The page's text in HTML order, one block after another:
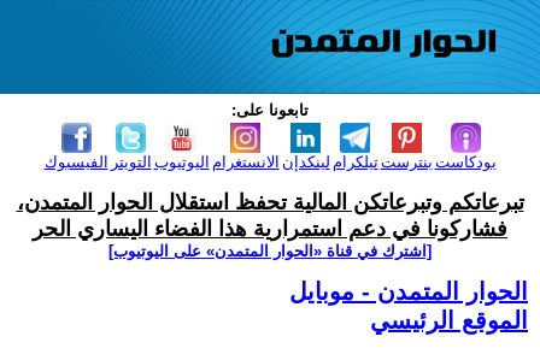
تابعونا على:
الفيسبوك التويتر اليوتيوب الانستغرام لينكدإن تيلكرامبنترست بودكاست
تبرعاتكم وتبرعاتكن المالية تحفظ استقلال الحوار المتمدن،
فشاركونا في دعم استمرارية هذا الفضاء اليساري الحر
[اشترك في قناة ‫«الحوار المتمدن» على اليوتيوب]
الحوار المتمدن - موبايل
الموقع الرئيسي